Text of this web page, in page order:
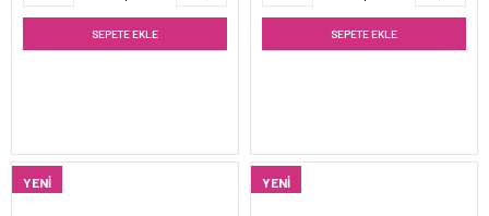
SEPETE EKLE SEPETE EKLE
YENI YENI